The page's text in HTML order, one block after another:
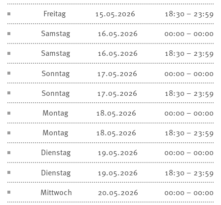
Freitag
15.05.2026
18:30 – 23:59
Samstag
16.05.2026
00:00 – 00:00
Samstag
16.05.2026
18:30 – 23:59
Sonntag
17.05.2026
00:00 – 00:00
Sonntag
17.05.2026
18:30 – 23:59
Montag
18.05.2026
00:00 – 00:00
Montag
18.05.2026
18:30 – 23:59
Dienstag
19.05.2026
00:00 – 00:00
Dienstag
19.05.2026
18:30 – 23:59
Mittwoch
20.05.2026
00:00 – 00:00